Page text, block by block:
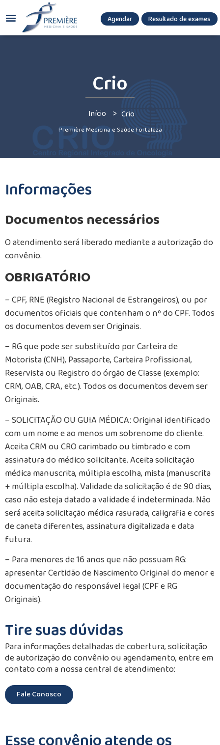
Agendar Resultado de exames
Crio
Início > Crio
Première Medicina e Saúde Fortaleza
Informações
Documentos necessários
O atendimento será liberado mediante a autorização do
convênio.
OBRIGATÓRIO
– CPF, RNE (Registro Nacional de Estrangeiros), ou por
documentos oficiais que contenham o nº do CPF. Todos
os documentos devem ser Originais.
– RG que pode ser substituído por Carteira de
Motorista (CNH), Passaporte, Carteira Profissional,
Reservista ou Registro do órgão de Classe (exemplo:
CRM, OAB, CRA, etc.). Todos os documentos devem ser
Originais.
– SOLICITAÇÃO OU GUIA MÉDICA: Original identificado
com um nome e ao menos um sobrenome do cliente.
Aceita CRM ou CRO carimbado ou timbrado e com
assinatura do médico solicitante. Aceita solicitação
médica manuscrita, múltipla escolha, mista (manuscrita
+ múltipla escolha). Validade da solicitação é de 90 dias,
caso não esteja datado a validade é indeterminada. Não
será aceita solicitação médica rasurada, caligrafia e cores
de caneta diferentes, assinatura digitalizada e data
futura.
– Para menores de 16 anos que não possuam RG:
apresentar Certidão de Nascimento Original do menor e
documentação do responsável legal (CPF e RG
Originais).
Tire suas dúvidas
Para informações detalhadas de cobertura, solicitação
de autorização do convênio ou agendamento, entre em
contato com a nossa central de atendimento:
Fale Conosco